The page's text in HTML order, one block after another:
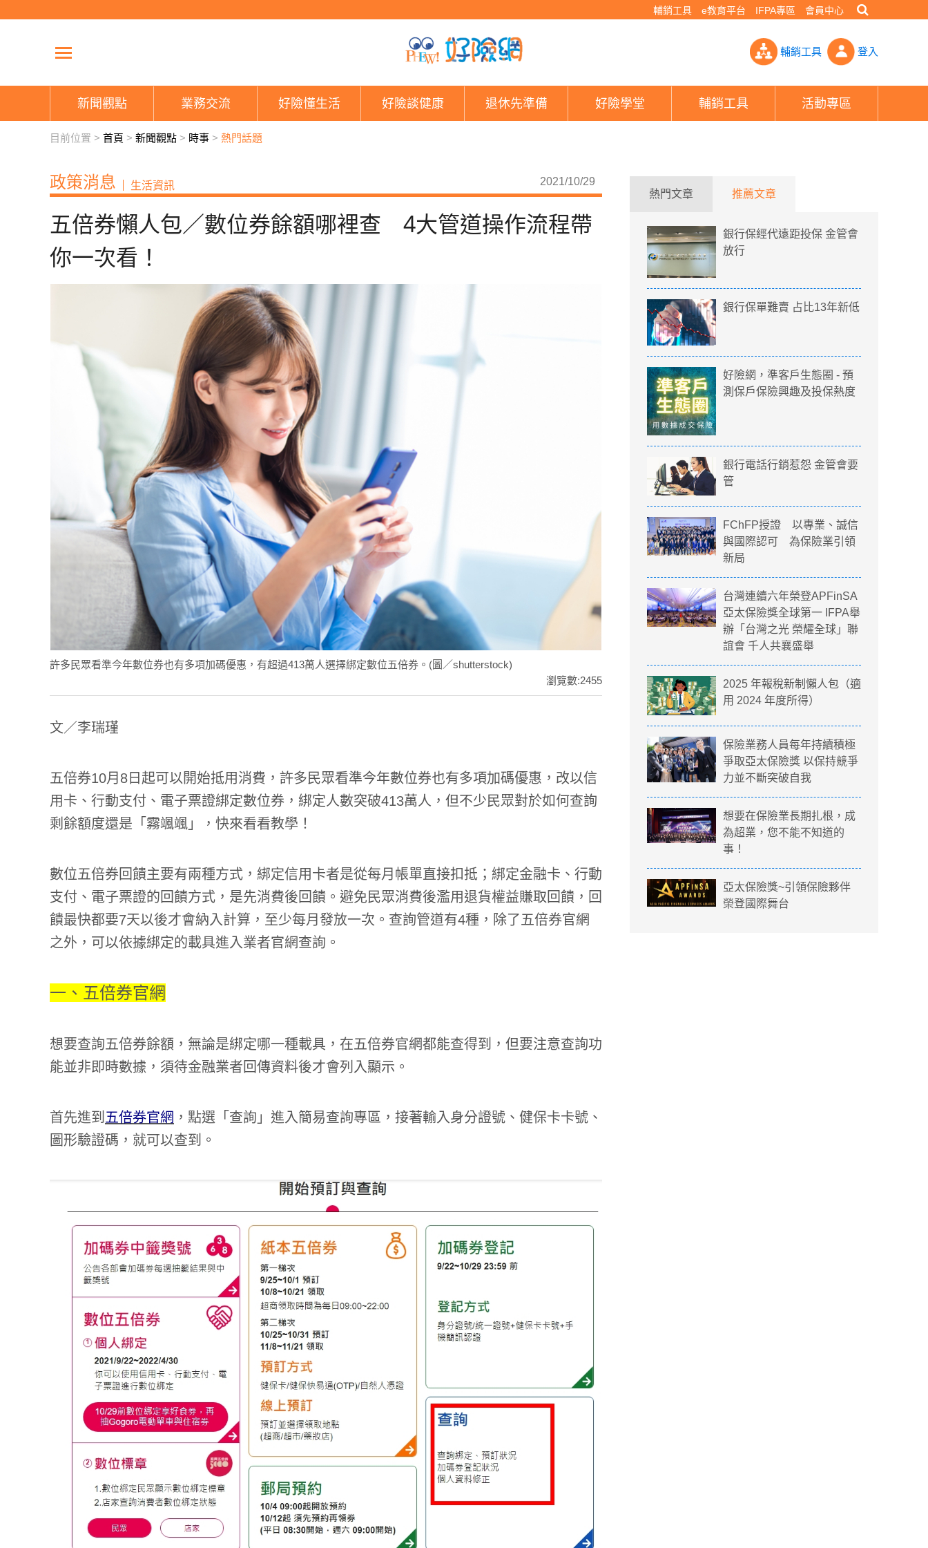
輔銷工具 e教育平台 IFPA專區 會員中心
五倍券懶人包／數位券餘額哪裡查 4大管道操作流程帶你一次看！- PHEW!好險網
輔銷工具 登入
新聞觀點 業務交流 好險懂生活 好險談健康 退休先準備 好險學堂 輔銷工具 活動專區
目前位置 > 首頁 > 新聞觀點 > 時事 > 熱門話題
政策消息 生活資訊 2021/10/29
五倍券懶人包／數位券餘額哪裡查 4大管道操作流程帶
你一次看！
許多民眾看準今年數位券也有多項加碼優惠，有超過413萬人選擇綁定數位五倍券。(圖／shutterstock)
瀏覽數:2455
文／李瑞瑾
五倍券10月8日起可以開始抵用消費，許多民眾看準今年數位券也有多項加碼優惠，改以信
用卡、行動支付、電子票證綁定數位券，綁定人數突破413萬人，但不少民眾對於如何查詢
剩餘額度還是「霧颯颯」，快來看看教學！
數位五倍券回饋主要有兩種方式，綁定信用卡者是從每月帳單直接扣抵；綁定金融卡、行動
支付、電子票證的回饋方式，是先消費後回饋。避免民眾消費後濫用退貨權益賺取回饋，回
饋最快都要7天以後才會納入計算，至少每月發放一次。查詢管道有4種，除了五倍券官網
之外，可以依據綁定的載具進入業者官網查詢。
一、五倍券官網
想要查詢五倍券餘額，無論是綁定哪一種載具，在五倍券官網都能查得到，但要注意查詢功
能並非即時數據，須待金融業者回傳資料後才會列入顯示。
首先進到 五倍券官網 ，點選「查詢」進入簡易查詢專區，接著輸入身分證號、健保卡卡號、
圖形驗證碼，就可以查到。
熱門文章 推薦文章
銀行保經代遠距投保 金管會
放行
銀行保單難賣 占比13年新低
好險網，準客戶生態圈 - 預
測保戶保險興趣及投保熱度
銀行電話行銷惹怨 金管會要
管
FChFP授證 以專業、誠信
與國際認可 為保險業引領
新局
台灣連續六年榮登APFinSA
亞太保險獎全球第一 IFPA舉
辦「台灣之光 榮耀全球」聯
誼會 千人共襄盛舉
2025 年報稅新制懶人包（適
用 2024 年度所得）
保險業務人員每年持續積極
爭取亞太保險獎 以保持競爭
力並不斷突破自我
想要在保險業長期扎根，成
為超業，您不能不知道的
事！
亞太保險獎~引領保險夥伴
榮登國際舞台